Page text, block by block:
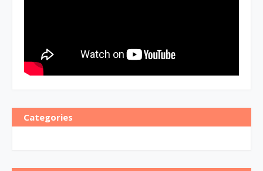
Categories